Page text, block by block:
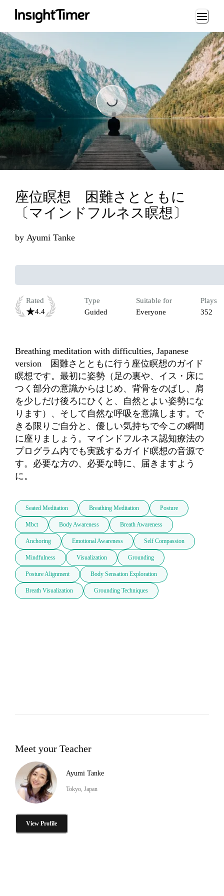
Loading...
Loading...
座位瞑想 困難さとともに
〔マインドフルネス瞑想〕
by Ayumi Tanke
Rated
4.4
Type
Guided
Suitable for
Everyone
Plays
352
Breathing meditation with difficulties, Japanese
version　困難さとともに行う座位瞑想のガイド
瞑想です。最初に姿勢（足の裏や、イス・床に
つく部分の意識からはじめ、背骨をのばし、肩
を少しだけ後ろにひくと、自然とよい姿勢にな
ります）、そして自然な呼吸を意識します。で
きる限りご自分と、優しい気持ちで今この瞬間
に座りましょう。マインドフルネス認知療法の
プログラム内でも実践するガイド瞑想の音源で
す。必要な方の、必要な時に、届きますよう
に。
Seated Meditation Breathing Meditation Posture
Mbct Body Awareness Breath Awareness
Anchoring Emotional Awareness Self Compassion
Mindfulness Visualization Grounding
Posture Alignment Body Sensation Exploration
Breath Visualization Grounding Techniques
Meet your Teacher
Ayumi Tanke
Tokyo, Japan
View Profile